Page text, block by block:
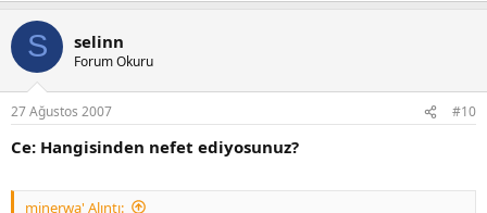
S selinn
Forum Okuru
27 Ağustos 2007 #10
Ce: Hangisinden nefet ediyosunuz?
minerwa' Alıntı: